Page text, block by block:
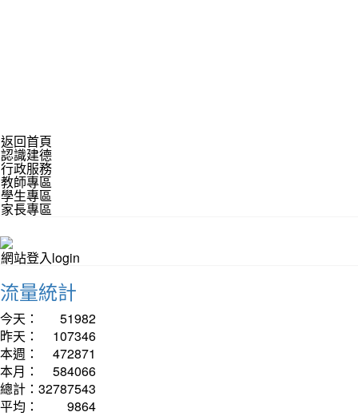
返回首頁
認識建德
行政服務
教師專區
學生專區
家長專區
網站登入login
流量統計
今天：
51982
昨天：
107346
本週：
472871
本月：
584066
總計： 32787543
平均：
9864